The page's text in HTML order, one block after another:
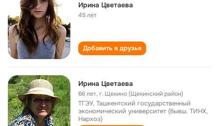
Ирина Цветаева
45 лет
Добавить в друзья
Ирина Цветаева
66 лет,г. Щекино (Щекинский район)
ТГЭУ, Ташкентский государственный
экономический университет (бывш. ТИНХ,
Нархоз)